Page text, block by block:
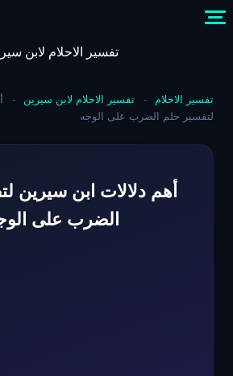
content
تفسير الاحلام لابن
تفسير الاحلام - تفسير الاحلام لابن سيرين -
لتفسير حلم الضرب على الوجه
أهم دلالات ابن سيرين
الضرب على